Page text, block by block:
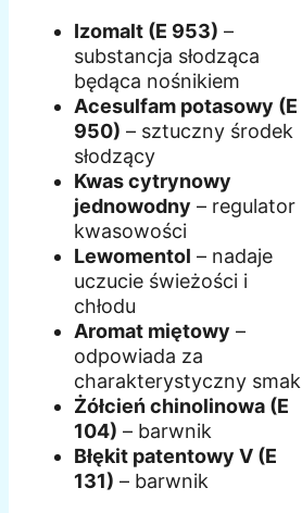
Izomalt (E 953) –
substancja słodząca
będąca nośnikiem
Acesulfam potasowy (E
950) – sztuczny środek
słodzący
Kwas cytrynowy
jednowodny – regulator
kwasowości
Lewomentol – nadaje
uczucie świeżości i
chłodu
Aromat miętowy –
odpowiada za
charakterystyczny smak
Żółcień chinolinowa (E
104) – barwnik
Błękit patentowy V (E
131) – barwnik